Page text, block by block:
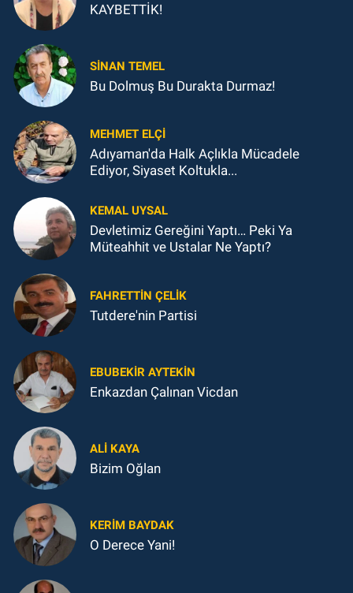
KAYBETTİK!
SINAN TEMEL
Bu Dolmuş Bu Durakta Durmaz!
MEHMET ELÇI
Adıyaman'da Halk Açlıkla Mücadele
Ediyor, Siyaset Koltukla...
KEMAL UYSAL
Devletimiz Gereğini Yaptı… Peki Ya
Müteahhit ve Ustalar Ne Yaptı?
FAHRETTIN ÇELİK
Tutdere'nin Partisi
EBUBEKIR AYTEKIN
Enkazdan Çalınan Vicdan
ALI KAYA
Bizim Oğlan
KERIM BAYDAK
O Derece Yani!